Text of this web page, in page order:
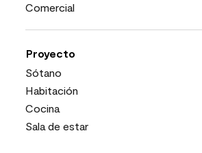
Comercial
Proyecto
Sótano
Habitación
Cocina
Sala de estar